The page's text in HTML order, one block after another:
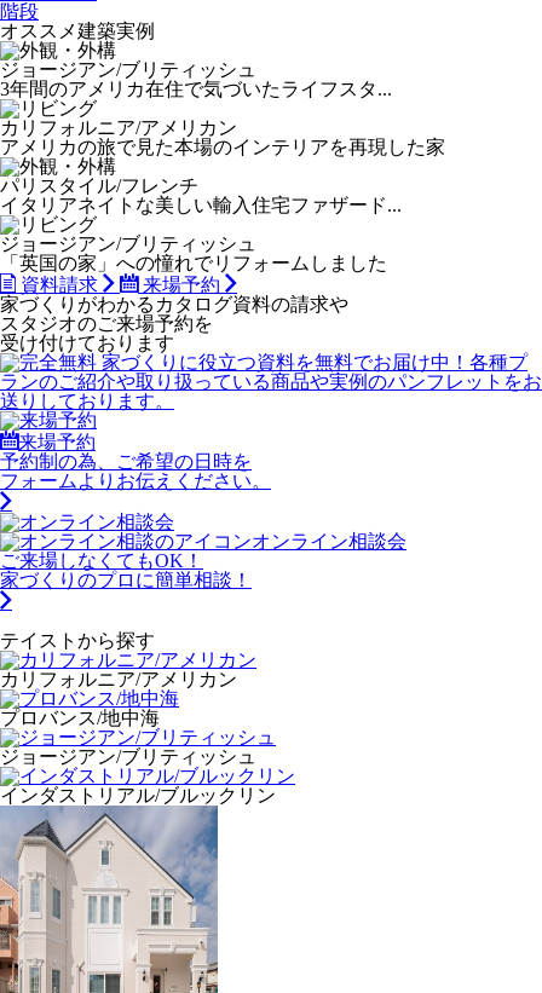
階段
オススメ建築実例
ジョージアン/ブリティッシュ
3年間のアメリカ在住で気づいたライフスタ...
カリフォルニア/アメリカン
アメリカの旅で見た本場のインテリアを再現した家
パリスタイル/フレンチ
イタリアネイトな美しい輸入住宅ファザード...
ジョージアン/ブリティッシュ
「英国の家」への憧れでリフォームしました
資料請求
来場予約
家づくりがわかる カタログ資料の請求や
スタジオのご来場予約を
受け付けております
来場予約
予約制の為、ご希望の日時を
フォームよりお伝えください。
オンライン相談会
ご来場しなくてもOK！
家づくりのプロに簡単相談！
テイストから探す
カリフォルニア/アメリカン
プロバンス/地中海
ジョージアン/ブリティッシュ
インダストリアル/ブルックリン